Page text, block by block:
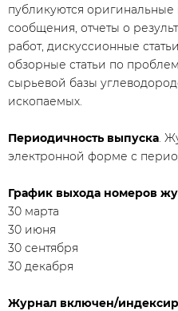
публикуются оригинальные
сообщения, отчеты о
работ, дискуссионные
обзорные статьи по
сырьевой базы
ископаемых.
Периодичность выпуска.
электронной форме с
График выхода номеров
30 марта
30 июня
30 сентября
30 декабря
Журнал включен/